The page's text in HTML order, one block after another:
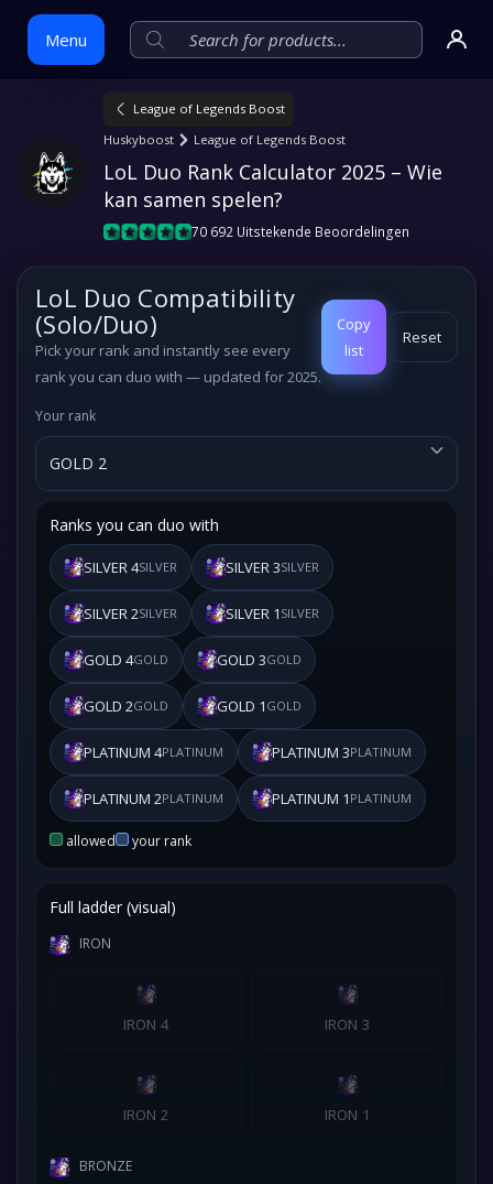
Menu
content
League of Legends Boost
Huskyboost
League of Legends Boost
LoL Duo Rank Calculator 2025 – Wie
kan samen spelen?
70 692 Uitstekende Beoordelingen
LoL Duo Compatibility
(Solo/Duo)
Pickyour rank and instantly see every
rank you can duo with — updated for 2025.
Copy
list
Reset
Your rank
Ranks you can duo with
SILVER 4SILVER SILVER 3SILVER
SILVER 2SILVER SILVER 1 SILVER
GOLD 4GOLD GOLD 3GOLD
GOLD 2GOLD GOLD 1 GOLD
PLATINUM 4PLATINUM PLATINUM 3PLATINUM
PLATINUM 2PLATINUM PLATINUM 1 PLATINUM
allowed your rank
Full ladder (visual)
IRON
IRON 4 IRON 3
IRON 2 IRON 1
BRONZE